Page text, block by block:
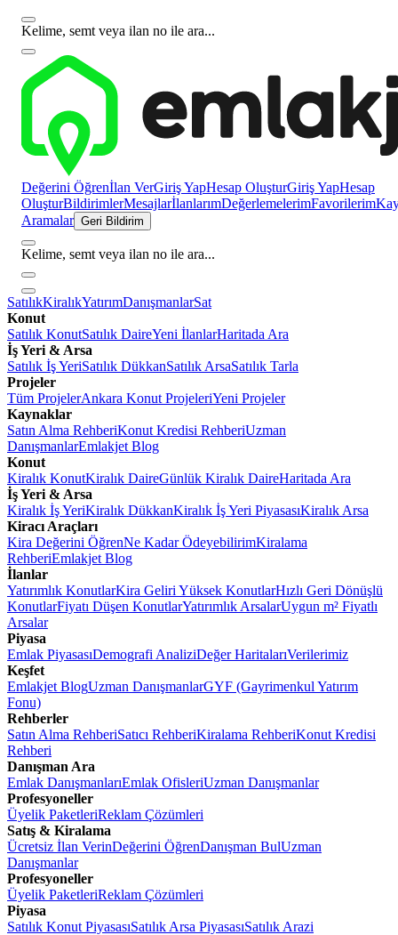
Kelime, semt veya ilan no ile ara...
Değerini Öğrenİlan VerGiriş YapHesap OluşturGiriş YapHesap
OluşturBildirimlerMesajlarİlanlarımDeğerlemelerimFavorilerim
Aramalar Geri Bildirim
Kelime, semt veya ilan no ile ara...
SatılıkKiralıkYatırımDanışmanlarSat
Konut
Satılık KonutSatılık DaireYeni İlanlarHaritada Ara
İş Yeri & Arsa
Satılık İş YeriSatılık DükkanSatılık ArsaSatılık Tarla
Projeler
Tüm ProjelerAnkara Konut ProjeleriYeni Projeler
Kaynaklar
Satın Alma RehberiKonut Kredisi RehberiUzman
DanışmanlarEmlakjet Blog
Konut
Kiralık KonutKiralık DaireGünlük Kiralık DaireHaritada Ara
İş Yeri & Arsa
Kiralık İş YeriKiralık DükkanKiralık İş Yeri PiyasasıKiralık Arsa
Kiracı Araçları
Kira Değerini ÖğrenNe Kadar ÖdeyebilirimKiralama
RehberiEmlakjet Blog
İlanlar
Yatırımlık KonutlarKira Geliri Yüksek KonutlarHızlı Geri Dönüşlü
KonutlarFiyatı Düşen KonutlarYatırımlık ArsalarUygun m² Fiyatlı
Arsalar
Piyasa
Emlak PiyasasıDemografi AnaliziDeğer HaritalarıVerilerimiz
Keşfet
Emlakjet BlogUzman DanışmanlarGYF (Gayrimenkul Yatırım
Fonu)
Rehberler
Satın Alma RehberiSatıcı RehberiKiralama RehberiKonut Kredisi
Rehberi
Danışman Ara
Emlak DanışmanlarıEmlak OfisleriUzman Danışmanlar
Profesyoneller
Üyelik PaketleriReklam Çözümleri
Satış & Kiralama
Ücretsiz İlan VerinDeğerini ÖğrenDanışman BulUzman
Danışmanlar
Profesyoneller
Üyelik PaketleriReklam Çözümleri
Piyasa
Satılık Konut PiyasasıSatılık Arsa PiyasasıSatılık Arazi